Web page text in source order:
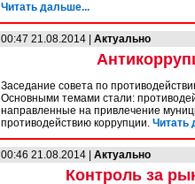
Читать дальше...
00:47 21.08.2014 | Актуально
Заседание совета по
Основными темами стали:
направленные на привлечение
противодействию коррупции. Читать
00:46 21.08.2014 | Актуально
Контроль за